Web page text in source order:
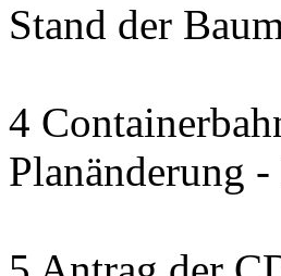
Stand der
4
Planänderung